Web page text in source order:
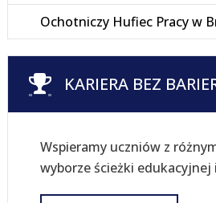
Ochotniczy Hufiec Pracy w
KARIERA BEZ
Wspieramy uczniów z
wyborze ścieżki edukacyjnej